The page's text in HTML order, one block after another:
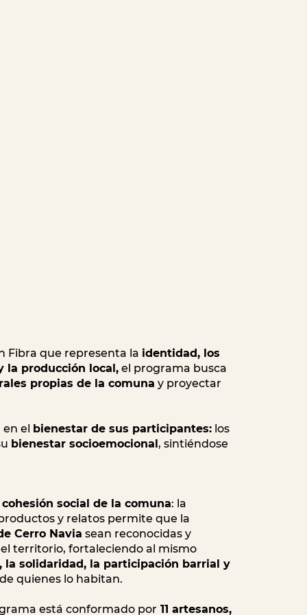
Fibra que representa la identidad, los
la producción local, el programa busca
propias de la comuna y proyectar
el bienestar de sus participantes: los
bienestar socioemocional, sintiéndose
cohesión social de la comuna: la
y relatos permite que la
Cerro Navia sean reconocidas y
territorio, fortaleciendo al mismo
la solidaridad, la participación barrial y
quienes lo habitan.
está conformado por 11 artesanos,